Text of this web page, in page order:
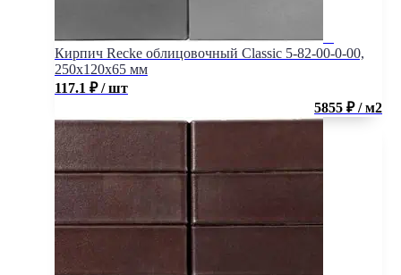
Кирпич Recke облицовочный Classic 5-82-00-0-00,
250x120x65 мм
117.1 ₽ / шт
5855 ₽ / м2